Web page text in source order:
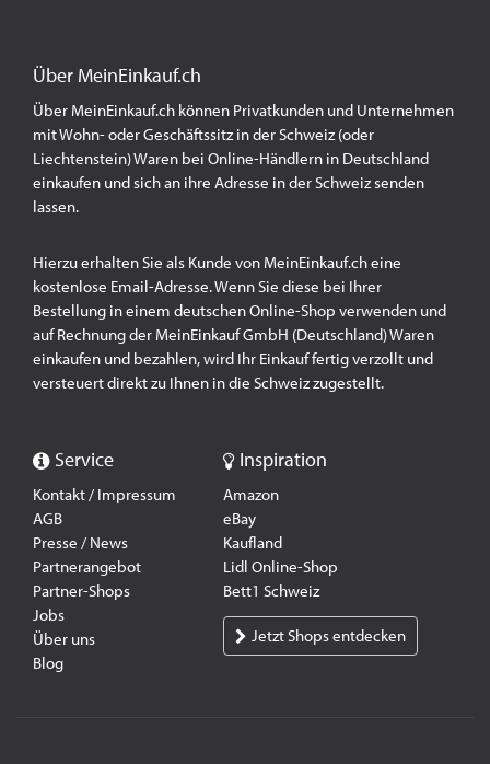
Über MeinEinkauf.ch
Über MeinEinkauf.ch können Privatkunden und Unternehmen
mit Wohn- oder Geschäftssitz in der Schweiz (oder
Liechtenstein) Waren bei Online-Händlern in Deutschland
einkaufen und sich an ihre Adresse in der Schweiz senden
lassen.
Hierzu erhalten Sie als Kunde von MeinEinkauf.ch eine
kostenlose Email-Adresse. Wenn Sie diese bei Ihrer
Bestellung in einem deutschen Online-Shop verwenden und
auf Rechnung der MeinEinkauf GmbH (Deutschland) Waren
einkaufen und bezahlen, wird Ihr Einkauf fertig verzollt und
versteuert direkt zu Ihnen in die Schweiz zugestellt.
Service
Kontakt / Impressum
AGB
Presse / News
Partnerangebot
Partner-Shops
Jobs
Über uns
Blog
Inspiration
Amazon
eBay
Kaufland
Lidl Online-Shop
Bett1 Schweiz
Jetzt Shops entdecken